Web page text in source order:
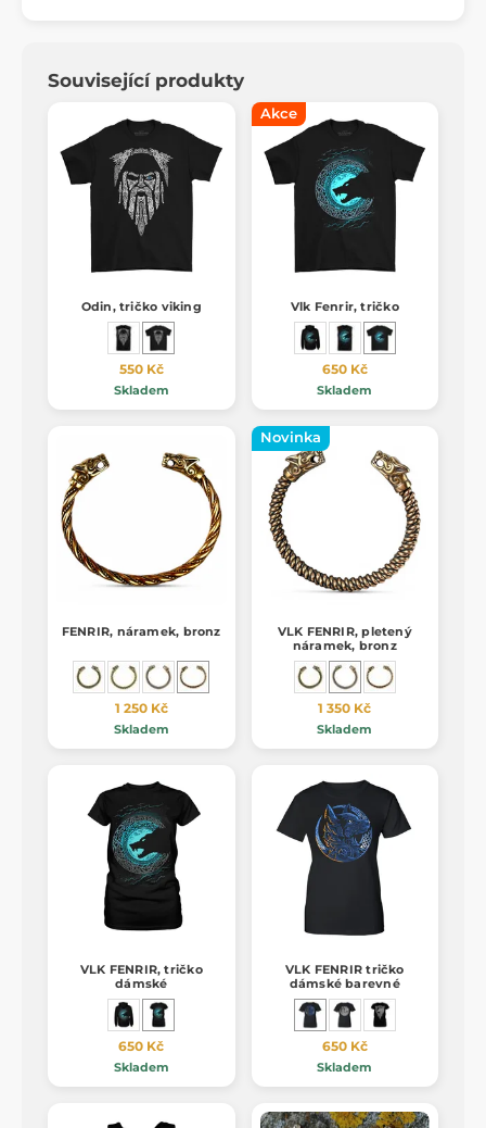
Související produkty
Odin, tričko viking
550 Kč
Skladem
Akce
Vlk Fenrir, tričko
650 Kč
Skladem
FENRIR, náramek, bronz
1 250 Kč
Skladem
Novinka
VLK FENRIR, pletený
náramek, bronz
1 350 Kč
Skladem
VLK FENRIR, tričko
dámské
650 Kč
Skladem
VLK FENRIR tričko
dámské barevné
650 Kč
Skladem